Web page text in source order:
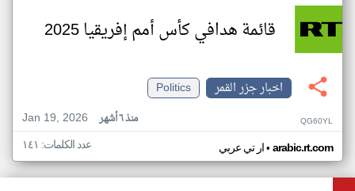
قائمة هدافي كأس أمم إفريقيا 2025
اخبار جزر القمر
Politics
Jan 19, 2026
منذ ٦ أشهر QG60YL
ار تي عربي• arabic.rt.com عدد الكلمات: ١٤١